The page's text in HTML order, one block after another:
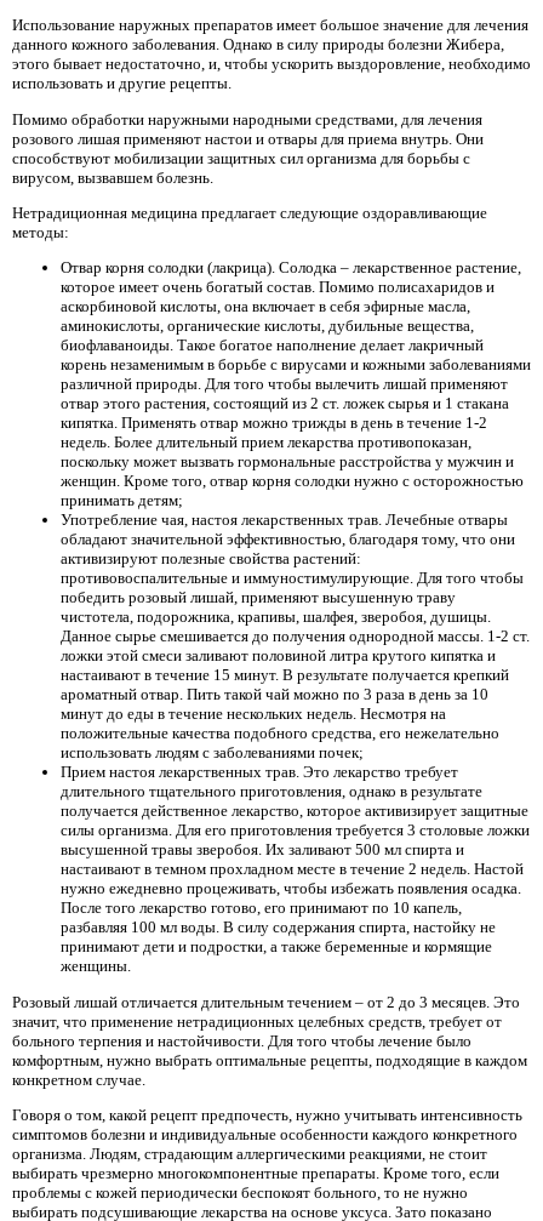
Использование наружных препаратов имеет большое значение для лечения
данного кожного заболевания. Однако в силу природы болезни Жибера,
этого бывает недостаточно, и, чтобы ускорить выздоровление, необходимо
использовать и другие рецепты.
Помимо обработки наружными народными средствами, для лечения
розового лишая применяют настои и отвары для приема внутрь. Они
способствуют мобилизации защитных сил организма для борьбы с
вирусом, вызвавшем болезнь.
Нетрадиционная медицина предлагает следующие оздоравливающие
методы:
Отвар корня солодки (лакрица). Солодка – лекарственное растение,
которое имеет очень богатый состав. Помимо полисахаридов и
аскорбиновой кислоты, она включает в себя эфирные масла,
аминокислоты, органические кислоты, дубильные вещества,
биофлаваноиды. Такое богатое наполнение делает лакричный
корень незаменимым в борьбе с вирусами и кожными заболеваниями
различной природы. Для того чтобы вылечить лишай применяют
отвар этого растения, состоящий из 2 ст. ложек сырья и 1 стакана
кипятка. Применять отвар можно трижды в день в течение 1-2
недель. Более длительный прием лекарства противопоказан,
поскольку может вызвать гормональные расстройства у мужчин и
женщин. Кроме того, отвар корня солодки нужно с осторожностью
принимать детям;
Употребление чая, настоя лекарственных трав. Лечебные отвары
обладают значительной эффективностью, благодаря тому, что они
активизируют полезные свойства растений:
противовоспалительные и иммуностимулирующие. Для того чтобы
победить розовый лишай, применяют высушенную траву
чистотела, подорожника, крапивы, шалфея, зверобоя, душицы.
Данное сырье смешивается до получения однородной массы. 1-2 ст.
ложки этой смеси заливают половиной литра крутого кипятка и
настаивают в течение 15 минут. В результате получается крепкий
ароматный отвар. Пить такой чай можно по 3 раза в день за 10
минут до еды в течение нескольких недель. Несмотря на
положительные качества подобного средства, его нежелательно
использовать людям с заболеваниями почек;
Прием настоя лекарственных трав. Это лекарство требует
длительного тщательного приготовления, однако в результате
получается действенное лекарство, которое активизирует защитные
силы организма. Для его приготовления требуется 3 столовые ложки
высушенной травы зверобоя. Их заливают 500 мл спирта и
настаивают в темном прохладном месте в течение 2 недель. Настой
нужно ежедневно процеживать, чтобы избежать появления осадка.
После того лекарство готово, его принимают по 10 капель,
разбавляя 100 мл воды. В силу содержания спирта, настойку не
принимают дети и подростки, а также беременные и кормящие
женщины.
Розовый лишай отличается длительным течением – от 2 до 3 месяцев. Это
значит, что применение нетрадиционных целебных средств, требует от
больного терпения и настойчивости. Для того чтобы лечение было
комфортным, нужно выбрать оптимальные рецепты, подходящие в каждом
конкретном случае.
Говоря о том, какой рецепт предпочесть, нужно учитывать интенсивность
симптомов болезни и индивидуальные особенности каждого конкретного
организма. Людям, страдающим аллергическими реакциями, не стоит
выбирать чрезмерно многокомпонентные препараты. Кроме того, если
проблемы с кожей периодически беспокоят больного, то не нужно
выбирать подсушивающие лекарства на основе уксуса. Зато показано